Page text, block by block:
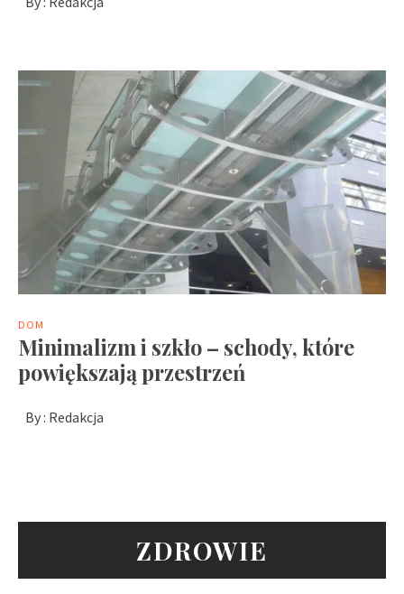
DOM
Minimalizm i szkło – schody, które
powiększają przestrzeń
By : Redakcja
ZDROWIE